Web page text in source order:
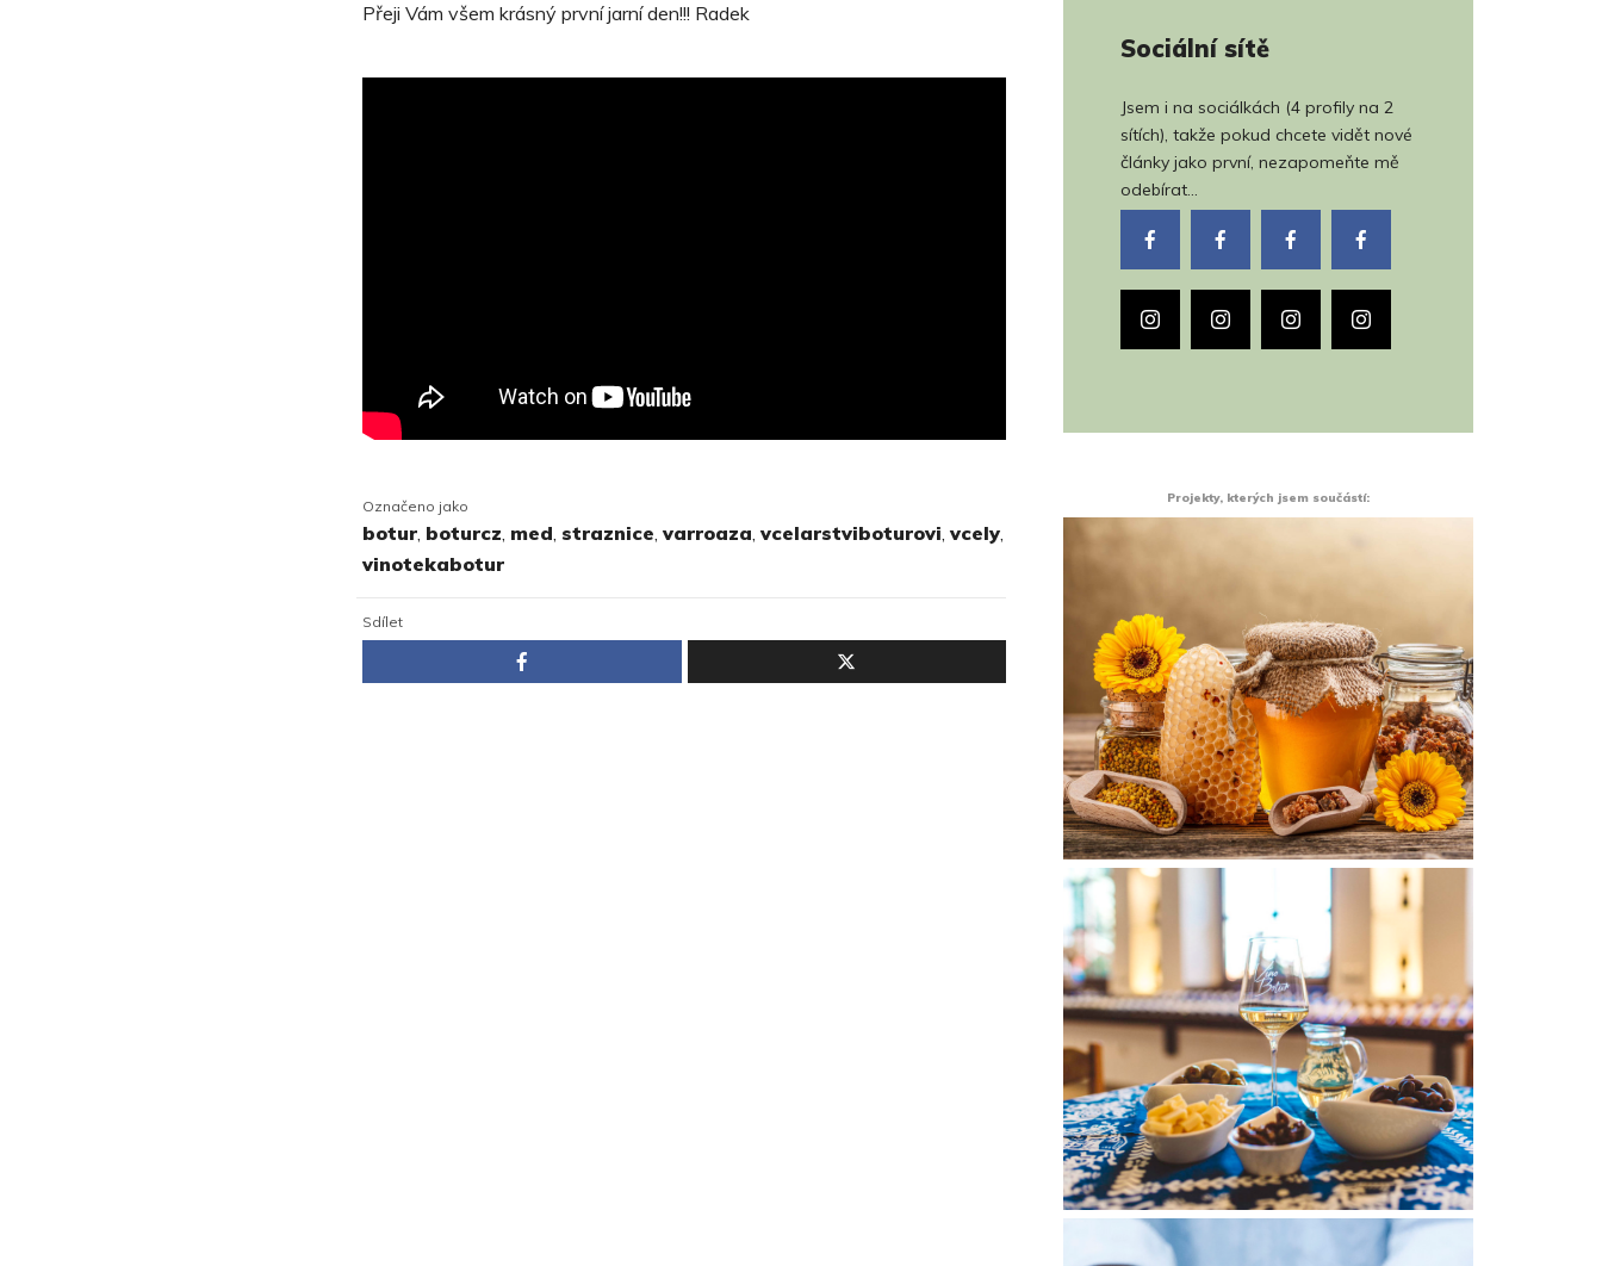
Přeji Vám všem krásný první jarní den!!! Radek
Označeno jako
botur boturcz med straznice varroaza vcelarstviboturovi vcely
vinotekabotur
Sdílet
Sociální sítě
Jsem i na sociálkách (4 profily na 2
sítích), takže pokud chcete vidět nové
články jako první, nezapomeňte mě
odebírat...
Projekty, kterých jsem součástí: